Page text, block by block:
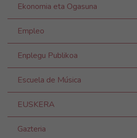
Ekonomia eta Ogasuna
Empleo
Enplegu Publikoa
Escuela de Música
EUSKERA
Gazteria